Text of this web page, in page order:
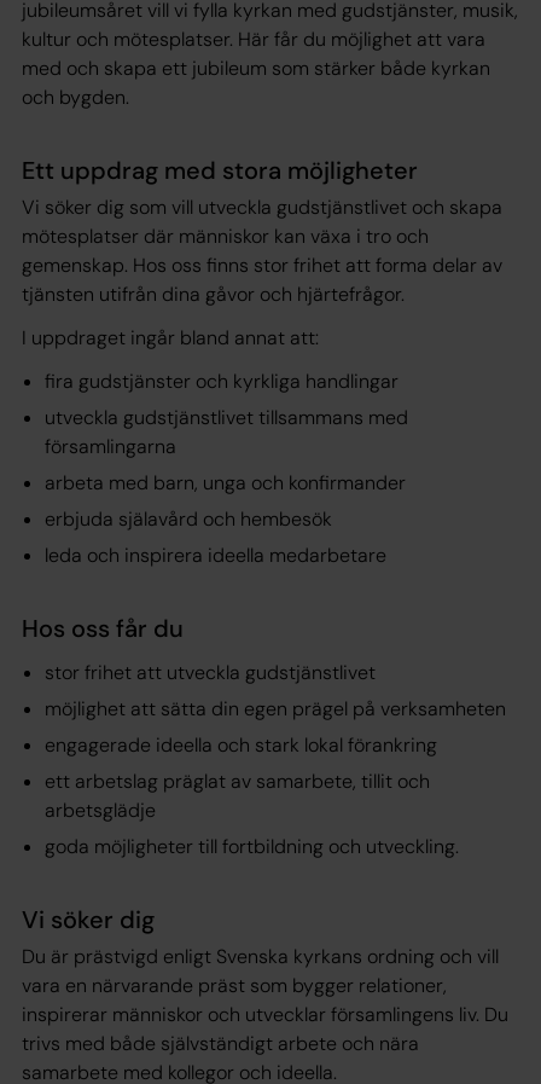
jubileumsåret vill vi fylla kyrkan med gudstjänster, musik,
kultur och mötesplatser. Här får du möjlighet att vara
med och skapa ett jubileum som stärker både kyrkan
och bygden.
Ett uppdrag med stora möjligheter
Vi söker dig som vill utveckla gudstjänstlivet och skapa
mötesplatser där människor kan växa i tro och
gemenskap. Hos oss finns stor frihet att forma delar av
tjänsten utifrån dina gåvor och hjärtefrågor.
I uppdraget ingår bland annat att:
fira gudstjänster och kyrkliga handlingar
utveckla gudstjänstlivet tillsammans med
församlingarna
arbeta med barn, unga och konfirmander
erbjuda själavård och hembesök
leda och inspirera ideella medarbetare
Hos oss får du
stor frihet att utveckla gudstjänstlivet
möjlighet att sätta din egen prägel på verksamheten
engagerade ideella och stark lokal förankring
ett arbetslag präglat av samarbete, tillit och
arbetsglädje
goda möjligheter till fortbildning och utveckling.
Vi söker dig
Du är prästvigd enligt Svenska kyrkans ordning och vill
vara en närvarande präst som bygger relationer,
inspirerar människor och utvecklar församlingens liv. Du
trivs med både självständigt arbete och nära
samarbete med kollegor och ideella.